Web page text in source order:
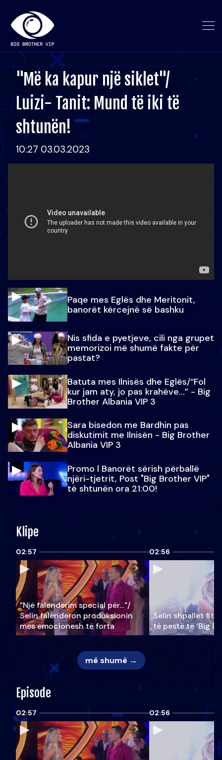
"Më ka kapur një siklet"/
Luizi- Tanit: Mund të iki të
shtunën!
10:27 03.03.2023
Paqe mes Eglës dhe Meritonit,
banorët kërcejnë së bashku
Nis sfida e pyetjeve, cili nga grupet
memorizoi më shumë fakte për
pastat?
Batuta mes Ilnisës dhe Eglës/“Fol
kur jam aty, jo pas krahëve…” - Big
Brother Albania VIP 3
Sara bisedon me Bardhin pas
diskutimit me Ilnisën - Big Brother
Albania VIP 3
Promo l Banorët sërish përballë
njëri-tjetrit, Post "Big Brother VIP"
të shtunën ora 21:00!
Klipe
02:57
"Një falenderim special për…"/
Selin falënderon produksionin
mes emocionesh të forta
02:56
Selin shpallet
të pestë të ‘Big
më shumë →
Episode
02:57 02:56